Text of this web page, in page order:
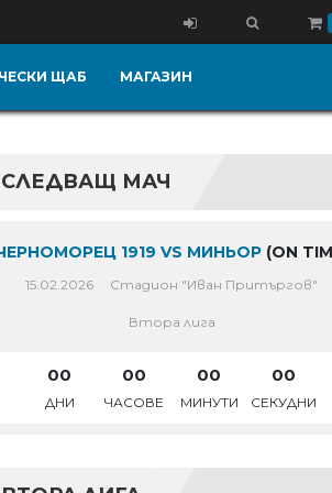
ЩАБ МАГАЗИН
СЛЕДВАЩ МАЧ
1919 VS МИНЬОР (ON
15.02.2026 Стадион "Иван Притъргов"
Втора лига
00
ДНИ
00
ЧАСОВЕ
00
МИНУТИ
00
СЕКУДНИ